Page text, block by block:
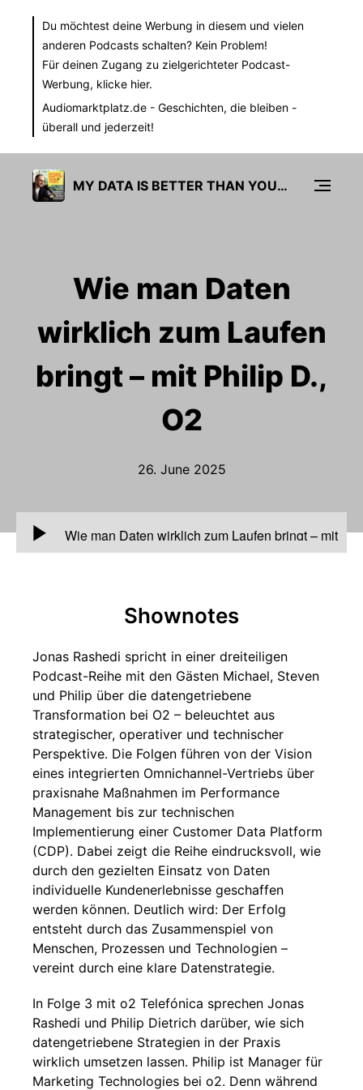
Du möchtest deine Werbung in diesem und vielen
anderen Podcasts schalten? Kein Problem!
Für deinen Zugang zu zielgerichteter Podcast-
Werbung, klicke hier.
Audiomarktplatz.de - Geschichten, die bleiben -
überall und jederzeit!
MY DATA IS BETTER THAN YOURS
Wie man Daten
wirklich zum Laufen
bringt – mit Philip D.,
O2
26. June 2025
00:00
Wie man Daten wirklich zum Laufen bringt – mit
Philip D., O2
Shownotes
Jonas Rashedi spricht in einer dreiteiligen
Podcast-Reihe mit den Gästen Michael, Steven
und Philip über die datengetriebene
Transformation bei O2 – beleuchtet aus
strategischer, operativer und technischer
Perspektive. Die Folgen führen von der Vision
eines integrierten Omnichannel-Vertriebs über
praxisnahe Maßnahmen im Performance
Management bis zur technischen
Implementierung einer Customer Data Platform
(CDP). Dabei zeigt die Reihe eindrucksvoll, wie
durch den gezielten Einsatz von Daten
individuelle Kundenerlebnisse geschaffen
werden können. Deutlich wird: Der Erfolg
entsteht durch das Zusammenspiel von
Menschen, Prozessen und Technologien –
vereint durch eine klare Datenstrategie.
In Folge 3 mit o2 Telefónica sprechen Jonas
Rashedi und Philip Dietrich darüber, wie sich
datengetriebene Strategien in der Praxis
wirklich umsetzen lassen. Philip ist Manager für
Marketing Technologies bei o2. Denn während